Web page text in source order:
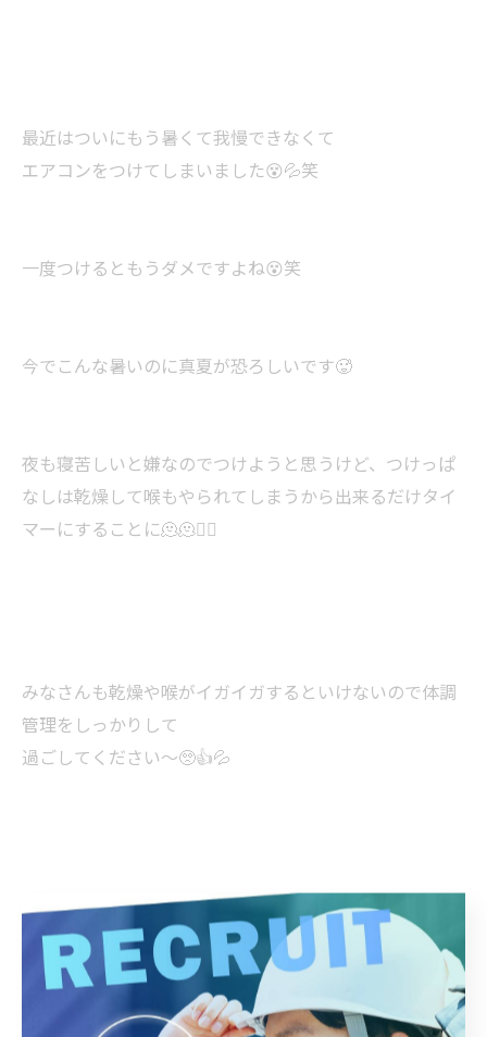
最近はついにもう暑くて我慢できなくて
エアコンをつけてしまいました😵💦笑
一度つけるともうダメですよね😵笑
今でこんな暑いのに真夏が恐ろしいです🥵
夜も寝苦しいと嫌なのでつけようと思うけど、つけっぱ
なしは乾燥して喉もやられてしまうから出来るだけタイ
マーにすることに🫠🫠😮‍💨
みなさんも乾燥や喉がイガイガするといけないので体調
管理をしっかりして
過ごしてください〜🥺👍💦
季節の変わり目注意⚠️です☺️！